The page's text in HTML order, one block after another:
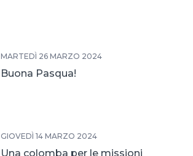
MARTEDÌ 26 MARZO 2024
Buona Pasqua!
GIOVEDÌ 14 MARZO 2024
Una colomba per le missioni